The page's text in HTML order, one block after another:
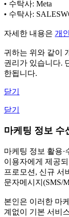
• 수탁사: Meta
• 수탁사:
자세한 내용은 개
귀하는 위와 같이
권리가 있습니다.
한됩니다.
닫기
닫기
마케팅 정보 수
마케팅 정보 활용·
이용자에게 제공
프로모션, 신규 서
문자메시지(SMS/
본인은 이러한 마
계없이 기본 서비